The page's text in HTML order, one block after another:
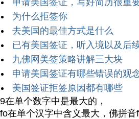
为什么拒签你
去美国的最佳方式是什么
已有美国签证，听入境以及后
九佛网美签策略讲解三大块
申请美国签证有哪些错误的观
美国签证拒签原因都有哪些
9在单个数字中是最大的，
fo在单个汉字中含义最大，佛拼音